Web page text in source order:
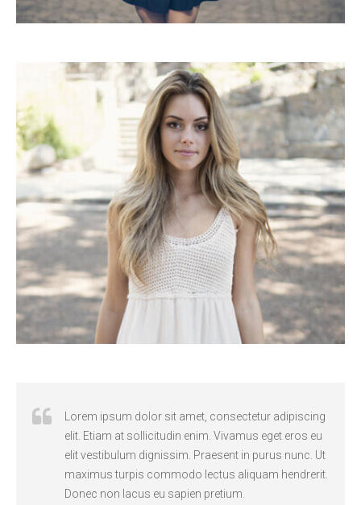
Lorem ipsum dolor sit amet, consectetur adipiscing
elit. Etiam at sollicitudin enim. Vivamus eget eros eu
elit vestibulum dignissim. Praesent in purus nunc. Ut
maximus turpis commodo lectus aliquam hendrerit.
Donec non lacus eu sapien pretium.